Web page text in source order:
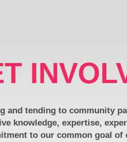
and tending to community
knowledge, expertise,
to our common goal of